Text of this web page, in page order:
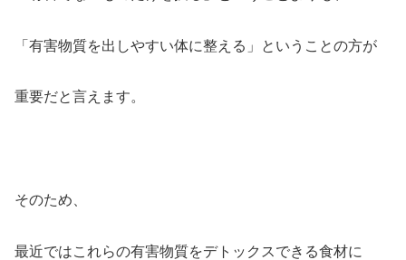
「有害物質を出しやすい体に整える」 ということの方が
重要だと言えます。
そのため、
最近ではこれらの有害物質をデトックスできる食材に